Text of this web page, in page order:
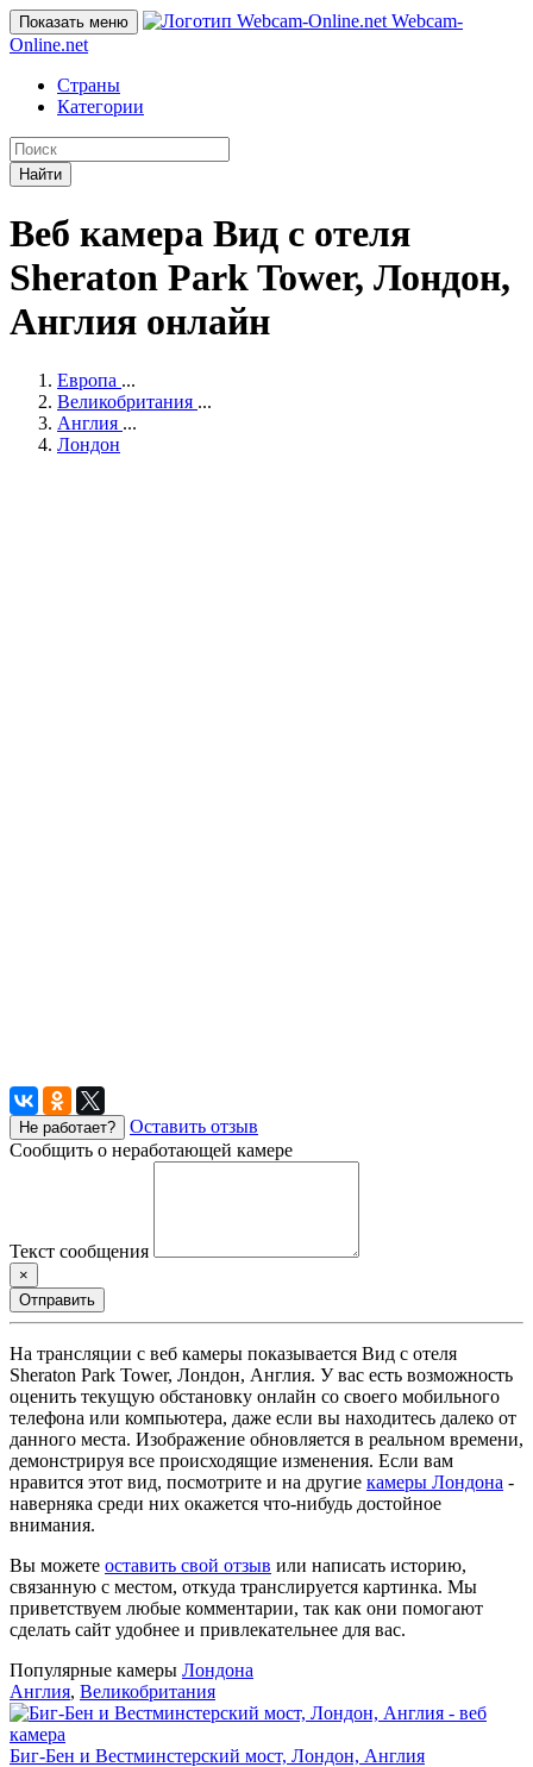
Показать меню
Webcam-
Online.net
Страны
Категории
Найти
Веб камера Вид с отеля
Sheraton Park Tower, Лондон,
Англия онлайн
Европа ...
Великобритания ...
Англия ...
Лондон
Не работает?
Оставить отзыв
Сообщить о неработающей камере
Текст сообщения
×
Отправить
На трансляции с веб камеры показывается Вид с отеля
Sheraton Park Tower, Лондон, Англия. У вас есть возможность
оценить текущую обстановку онлайн со своего мобильного
телефона или компьютера, даже если вы находитесь далеко от
данного места. Изображение обновляется в реальном времени,
демонстрируя все происходящие изменения. Если вам
нравится этот вид, посмотрите и на другие камеры Лондона -
наверняка среди них окажется что-нибудь достойное
внимания.
Вы можете оставить свой отзыв или написать историю,
связанную с местом, откуда транслируется картинка. Мы
приветствуем любые комментарии, так как они помогают
сделать сайт удобнее и привлекательнее для вас.
Популярные камеры Лондона
Англия, Великобритания
Биг-Бен и Вестминстерский мост, Лондон, Англия